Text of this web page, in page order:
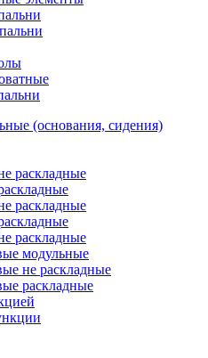
(основания, сидения)
раскладные
раскладные
раскладные
модульные
не раскладные
раскладные